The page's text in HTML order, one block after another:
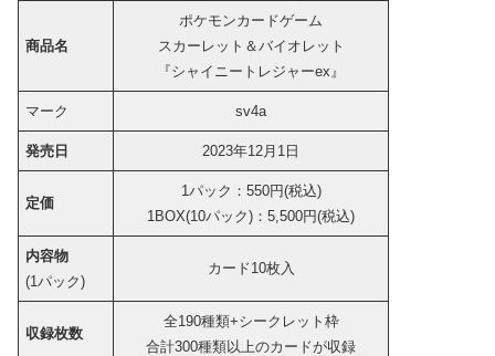
商品名
ポケモンカードゲーム
スカーレット＆バイオレット
『シャイニートレジャーex』
マーク sv4a
発売日 2023年12月1日
定価
1パック：550円(税込)
1BOX(10パック)：5,500円(税込)
内容物
(1パック)
カード10枚入
収録枚数
全190種類+シークレット枠
合計300種類以上のカードが収録